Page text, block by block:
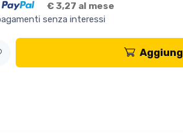
€ 3,27 al mese
senza interessi